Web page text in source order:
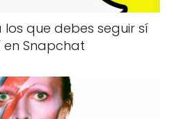
que debes seguir sí
en Snapchat